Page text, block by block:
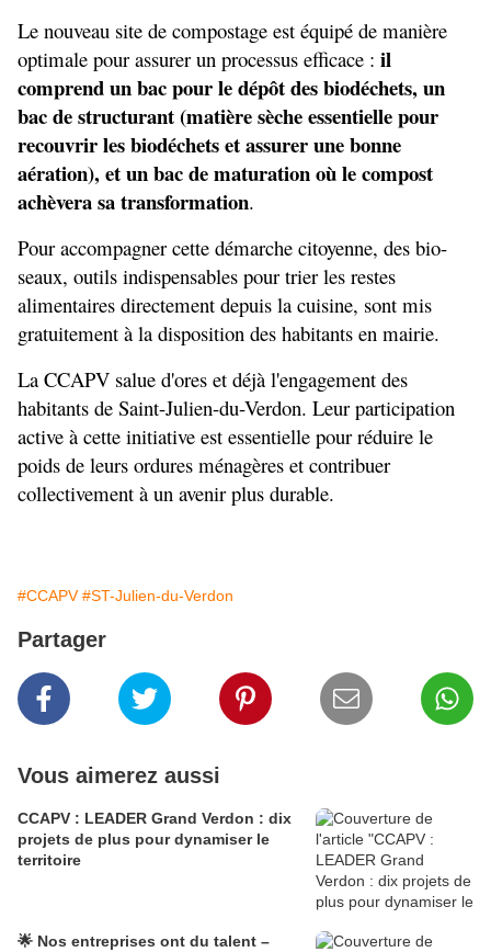
Le nouveau site de compostage est équipé de manière
optimale pour assurer un processus efficace : il
comprend un bac pour le dépôt des biodéchets, un
bac de structurant (matière sèche essentielle pour
recouvrir les biodéchets et assurer une bonne
aération), et un bac de maturation où le compost
achèvera sa transformation.
Pour accompagner cette démarche citoyenne, des bio-
seaux, outils indispensables pour trier les restes
alimentaires directement depuis la cuisine, sont mis
gratuitement à la disposition des habitants en mairie.
La CCAPV salue d'ores et déjà l'engagement des
habitants de Saint-Julien-du-Verdon. Leur participation
active à cette initiative est essentielle pour réduire le
poids de leurs ordures ménagères et contribuer
collectivement à un avenir plus durable.
#CCAPV #ST-Julien-du-Verdon
Partager
Vous aimerez aussi
CCAPV : LEADER Grand Verdon : dix
projets de plus pour dynamiser le
territoire
🌟 Nos entreprises ont du talent –